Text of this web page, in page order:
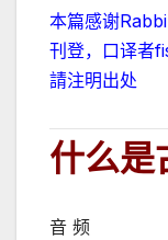
本篇感谢
刊登，口译者
請注明出处
什么是
音 频